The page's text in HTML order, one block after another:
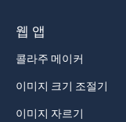
웹 앱
콜라주 메이커
이미지 크기 조절기
이미지 자르기